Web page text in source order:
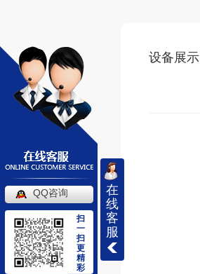
设备展示
在
线
客
服
QQ咨询
扫
一
扫
更
精
彩